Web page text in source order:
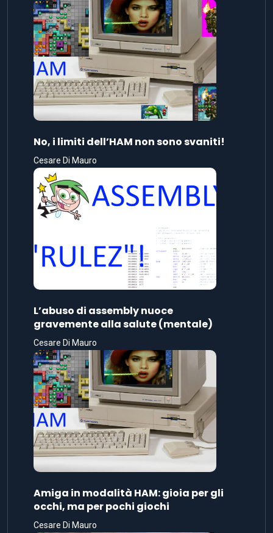
No, i limiti dell’HAM non sono svaniti!
Cesare Di Mauro
L’abuso di assembly nuoce
gravemente alla salute (mentale)
Cesare Di Mauro
Amiga in modalità HAM: gioia per gli
occhi, ma per pochi giochi
Cesare Di Mauro